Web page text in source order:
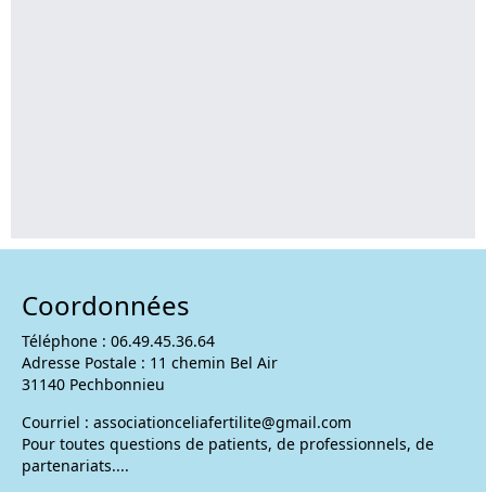
Coordonnées
Téléphone : 06.49.45.36.64
Adresse Postale : 11 chemin Bel Air
31140 Pechbonnieu
Courriel : associationceliafertilite@gmail.com
Pour toutes questions de patients, de professionnels, de
partenariats....